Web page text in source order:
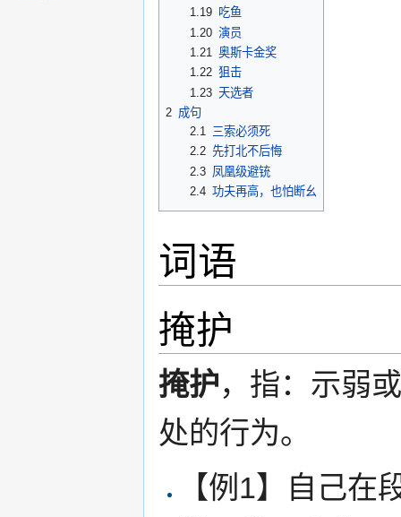
1.19 吃鱼
1.20 演员
1.21 奥斯卡金奖
1.22 狙击
1.23 天选者
2 成句
2.1
三索必须死
2.2 先打北不后悔
2.3 凤凰级避铳
2.4 功夫再高，也怕断幺
词语
掩护
掩护，指：示弱
处的行为。
【例1】自己在